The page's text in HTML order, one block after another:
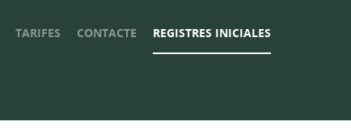
TARIFES CONTACTE REGISTRES INICIALES